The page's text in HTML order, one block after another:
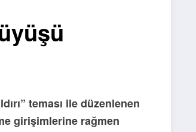
teması ile düzenlenen
girişimlerine rağmen